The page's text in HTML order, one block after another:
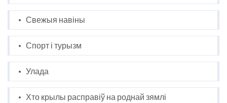
Свежыя навіны
Спорт і турызм
Улада
Хто крылы расправіў на роднай зямлі